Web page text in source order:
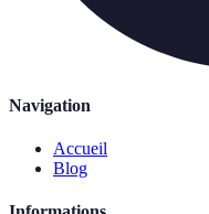
Navigation
Accueil
Blog